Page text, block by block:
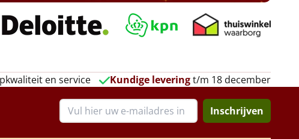
en service Kundige leveringt/m 18 december
Inschrijven